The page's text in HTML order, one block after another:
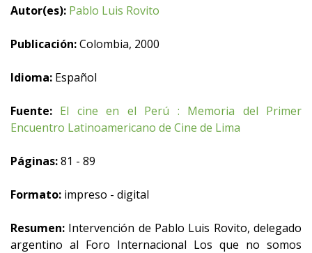
Autor(es): Pablo Luis Rovito
Publicación:Colombia, 2000
Idioma: Español
Fuente: El cine en el Perú : Memoria del Primer
Encuentro Latinoamericano de Cine de Lima
Páginas:81 - 89
Formato: impreso - digital
Resumen: Intervención de Pablo Luis Rovito, delegado
argentino al Foro Internacional Los que no somos